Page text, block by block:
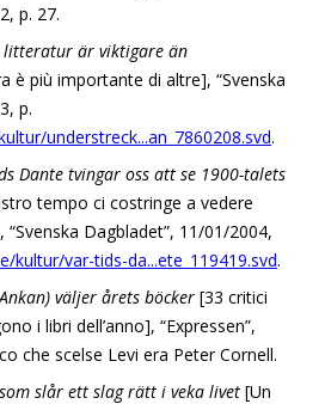
p. 27.
litteratur är viktigare än
è più importante di altre], “Svenska
p.
understreck...an_7860208.svd.
Dante tvingar oss att se 1900-talets
tempo ci costringe a vedere
“Svenska Dagbladet”, 11/01/2004,
kultur/var-tids-da...ete_119419.svd.
väljer årets böcker [33 critici
i libri dell’anno], “Expressen”,
che scelse Levi era Peter Cornell.
slår ett slag rätt i veka livet [Un